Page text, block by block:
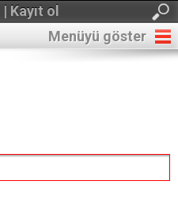
Kayıt ol
Menüyü göster